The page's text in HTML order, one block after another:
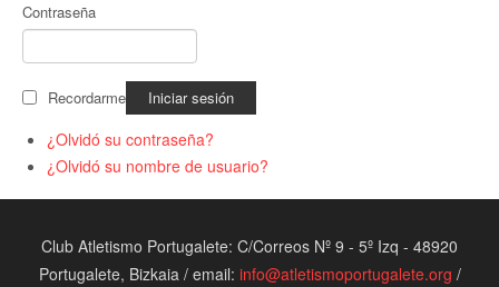
Contraseña
Recordarme
¿Olvidó su contraseña?
¿Olvidó su nombre de usuario?
Club Atletismo Portugalete: C/Correos Nº 9 - 5º Izq - 48920
Portugalete, Bizkaia / email: info@atletismoportugalete.org /